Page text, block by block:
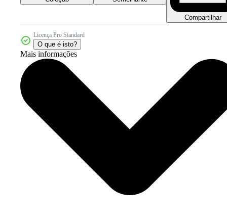
Compartilhar
Licença Pro Standard
O que é isto?
Mais informações